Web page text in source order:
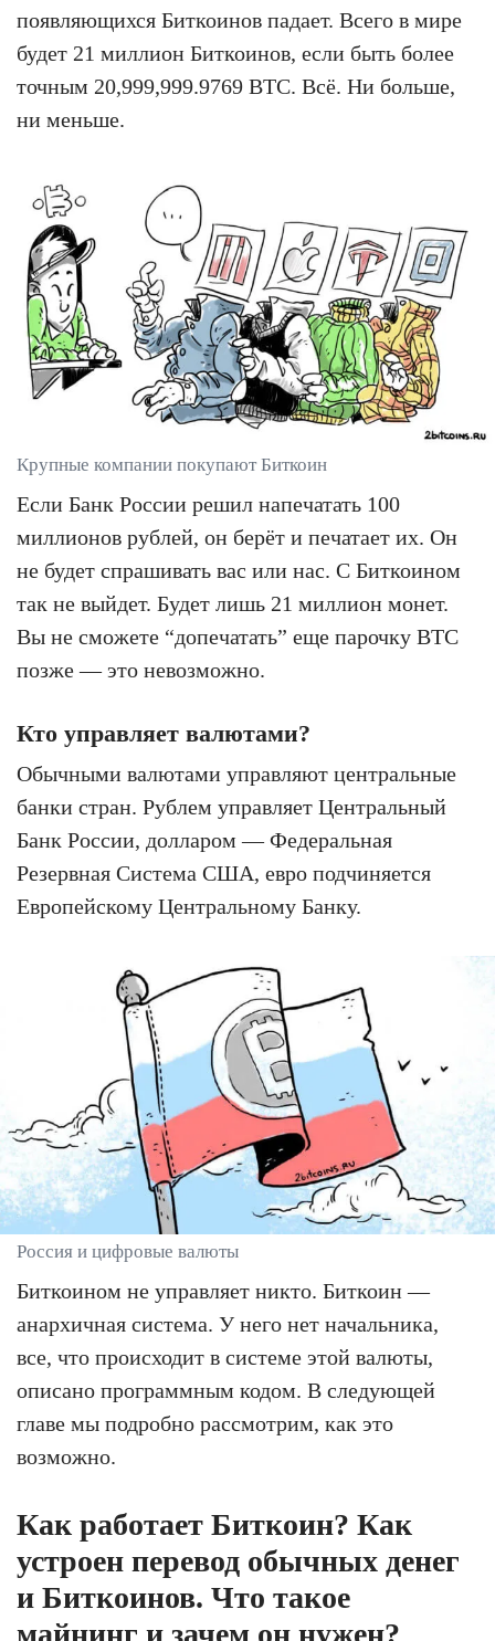
появляющихся Биткоинов падает. Всего в мире
будет 21 миллион Биткоинов, если быть более
точным 20,999,999.9769 BTC. Всё. Ни больше,
ни меньше.
Крупные компании покупают Биткоин
Если Банк России решил напечатать 100
миллионов рублей, он берёт и печатает их. Он
не будет спрашивать вас или нас. С Биткоином
так не выйдет. Будет лишь 21 миллион монет.
Вы не сможете “допечатать” еще парочку BTC
позже — это невозможно.
Кто управляет валютами?
Обычными валютами управляют центральные
банки стран. Рублем управляет Центральный
Банк России, долларом — Федеральная
Резервная Система США, евро подчиняется
Европейскому Центральному Банку.
Россия и цифровые валюты
Биткоином не управляет никто. Биткоин —
анархичная система. У него нет начальника,
все, что происходит в системе этой валюты,
описано программным кодом. В следующей
главе мы подробно рассмотрим, как это
возможно.
Как работает Биткоин? Как
устроен перевод обычных денег
и Биткоинов. Что такое
майнинг и зачем он нужен?